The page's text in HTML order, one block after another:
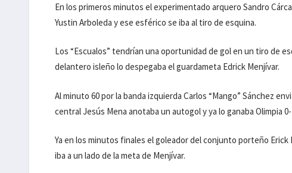
En los primeros minutos el experimentado arquero Sandro
Yustin Arboleda y ese esférico se iba al tiro de esquina.
Los “Escualos” tendrían una oportunidad de gol en un tiro de
delantero isleño lo despegaba el guardameta Edrick Menjívar.
Al minuto 60 por la banda izquierda Carlos “Mango” Sánchez
central Jesús Mena anotaba un autogol y ya lo ganaba Olimpia 0-
Ya en los minutos finales el goleador del conjunto porteño
iba a un lado de la meta de Menjívar.